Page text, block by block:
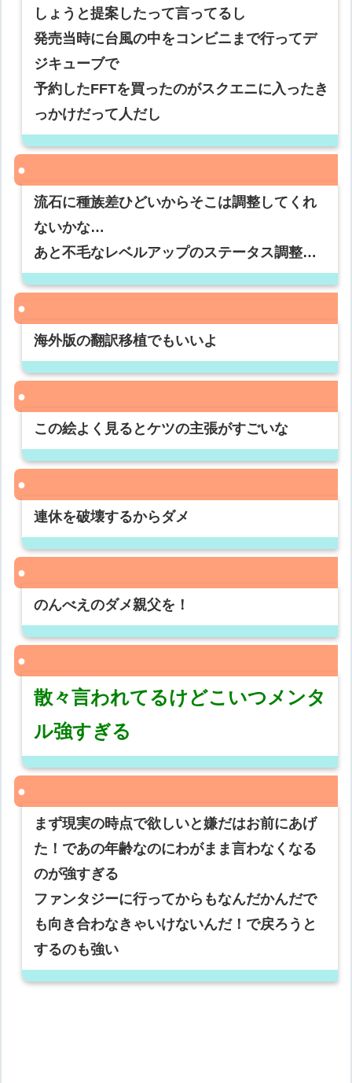
しょうと提案したって言ってるし
発売当時に台風の中をコンビニまで行ってデ
ジキューブで
予約したFFTを買ったのがスクエニに入ったき
っかけだって人だし
流石に種族差ひどいからそこは調整してくれ
ないかな…
あと不毛なレベルアップのステータス調整…
海外版の翻訳移植でもいいよ
この絵よく見るとケツの主張がすごいな
連休を破壊するからダメ
のんべえのダメ親父を！
散々言われてるけどこいつメンタ
ル強すぎる
まず現実の時点で欲しいと嫌だはお前にあげ
た！であの年齢なのにわがまま言わなくなる
のが強すぎる
ファンタジーに行ってからもなんだかんだで
も向き合わなきゃいけないんだ！で戻ろうと
するのも強い